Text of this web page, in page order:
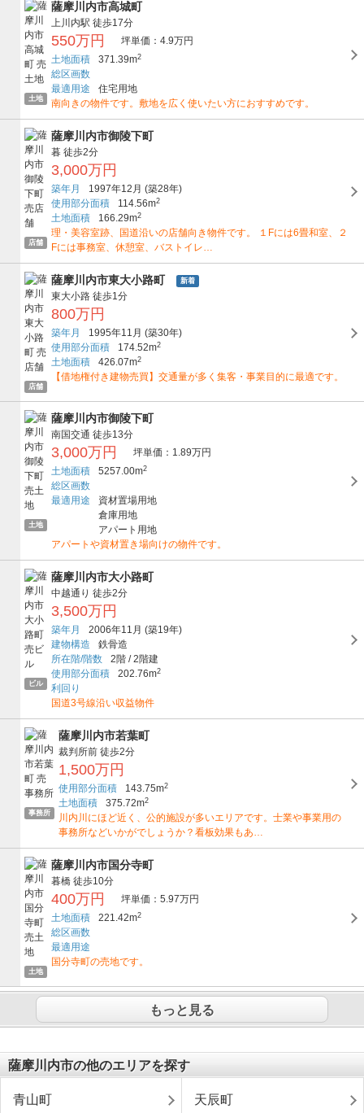
土地
薩摩川内市高城町
上川内駅 徒歩17分
550万円
坪単価：4.9万円
土地面積
371.39m2
総区画数
最適用途
住宅用地
南向きの物件です。敷地を広く使いたい方におすすめです。
店舗
薩摩川内市御陵下町
暮 徒歩2分
3,000万円
築年月 1997年12月 (築28年)
使用部分面積
114.56m2
土地面積 166.29m2
理・美容室跡、国道沿いの店舗向き物件です。 １Fには6畳和室、２
Fには事務室、休憩室、バストイレ…
店舗
薩摩川内市東大小路町 新着
東大小路 徒歩1分
800万円
築年月 1995年11月 (築30年)
使用部分面積
174.52m2
土地面積 426.07m2
【借地権付き建物売買】交通量が多く集客・事業目的に最適です。
土地
薩摩川内市御陵下町
南国交通 徒歩13分
3,000万円
坪単価：1.89万円
土地面積
5257.00m2
総区画数
最適用途
資材置場用地
倉庫用地
アパート用地
アパートや資材置き場向けの物件です。
ビル
薩摩川内市大小路町
中越通り 徒歩2分
3,500万円
築年月 2006年11月 (築19年)
建物構造
鉄骨造
所在階/階数
2階 /2階建
使用部分面積
202.76m2
利回り
国道3号線沿い収益物件
事務所
薩摩川内市若葉町
裁判所前 徒歩2分
1,500万円
使用部分面積 143.75m2
土地面積 375.72m2
川内川にほど近く、公的施設が多いエリアです。士業や事業用の
事務所などいかがでしょうか？看板効果もあ…
土地
薩摩川内市国分寺町
暮橋 徒歩10分
400万円
坪単価：5.97万円
土地面積
221.42m2
総区画数
最適用途
国分寺町の売地です。
もっと見る
薩摩川内市の他のエリアを探す
青山町 天辰町